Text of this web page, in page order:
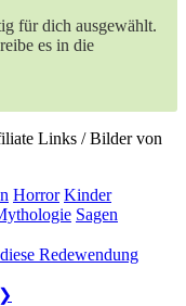
für dich ausgewählt.
es in die
Links / Bilder von
Horror Kinder
Sagen
Redewendung
❯